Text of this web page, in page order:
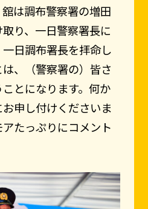
は調布警察署の増田
り、一日警察署長に
日調布署長を拝命し
、（警察署の）皆さ
とになります。何か
申し付けくださいま
たっぷりにコメント